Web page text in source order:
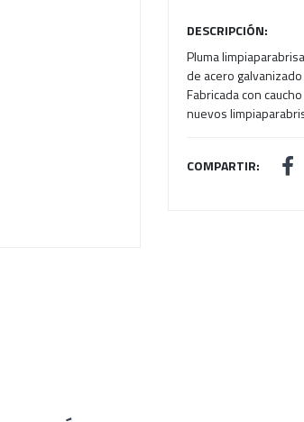
DESCRIPCIÓN:
Pluma
de acero
Fabricada con
nuevos
COMPARTIR: